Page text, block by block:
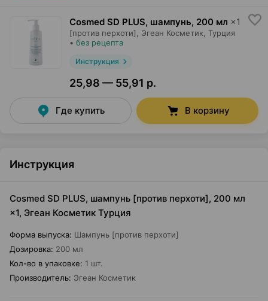
Cosmed SD PLUS, шампунь, 200 мл ×1
[против перхоти], Эгеан Косметик , Турция
• без рецепта
Инструкция
25,98 — 55,91 р.
Где купить В корзину
Инструкция
Cosmed SD PLUS, шампунь [против перхоти], 200 мл
×1, Эгеан Косметик Турция
Форма выпуска: Шампунь [против перхоти]
Дозировка: 200 мл
Кол-во в упаковке: 1 шт.
Производитель: Эгеан Косметик